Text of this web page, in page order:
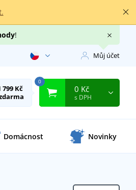
!
Můj účet
799 Kč
0
0 Kč
s DPH
Domácnost Novinky